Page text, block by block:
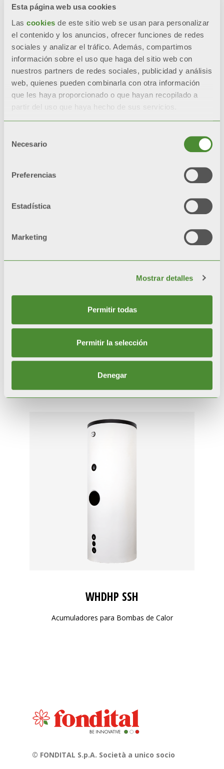
Esta página web usa cookies
Las cookies de este sitio web se usan para personalizar
el contenido y los anuncios, ofrecer funciones de redes
sociales y analizar el tráfico. Además, compartimos
información sobre el uso que haga del sitio web con
nuestros partners de redes sociales, publicidad y análisis
web, quienes pueden combinarla con otra información
que les haya proporcionado o que hayan recopilado a
partir del uso que haya hecho de sus servicios.
Necesario
Preferencias
Estadística
Marketing
Mostrar detalles
Permitir todas
Permitir la selección
Denegar
Interior sin tratar
Aislamiento térmico de
poliuretano rígido inyectado
Revestimiento en escay blanco
WHDHP SS
Acumuladores para Bombas de Calor
WHDHP SSH
Acumuladores para Bombas de Calor
© FONDITAL S.p.A. Società a unico socio